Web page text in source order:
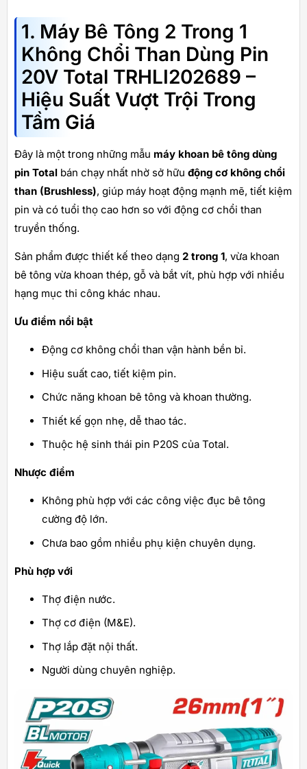
1. Máy Bê Tông 2 Trong 1
Không Chổi Than Dùng Pin
20V Total TRHLI202689 –
Hiệu Suất Vượt Trội Trong
Tầm Giá
Đây là một trong những mẫu máy khoan bê tông dùng
pin Total bán chạy nhất nhờ sở hữu động cơ không chổi
than (Brushless), giúp máy hoạt động mạnh mẽ, tiết kiệm
pin và có tuổi thọ cao hơn so với động cơ chổi than
truyền thống.
Sản phẩm được thiết kế theo dạng 2 trong 1, vừa khoan
bê tông vừa khoan thép, gỗ và bắt vít, phù hợp với nhiều
hạng mục thi công khác nhau.
Ưu điểm nổi bật
Động cơ không chổi than vận hành bền bỉ.
Hiệu suất cao, tiết kiệm pin.
Chức năng khoan bê tông và khoan thường.
Thiết kế gọn nhẹ, dễ thao tác.
Thuộc hệ sinh thái pin P20S của Total.
Nhược điểm
Không phù hợp với các công việc đục bê tông
cường độ lớn.
Chưa bao gồm nhiều phụ kiện chuyên dụng.
Phù hợp với
Thợ điện nước.
Thợ cơ điện (M&E).
Thợ lắp đặt nội thất.
Người dùng chuyên nghiệp.